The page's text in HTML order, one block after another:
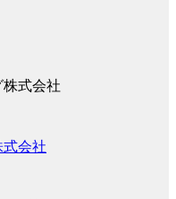
式会社